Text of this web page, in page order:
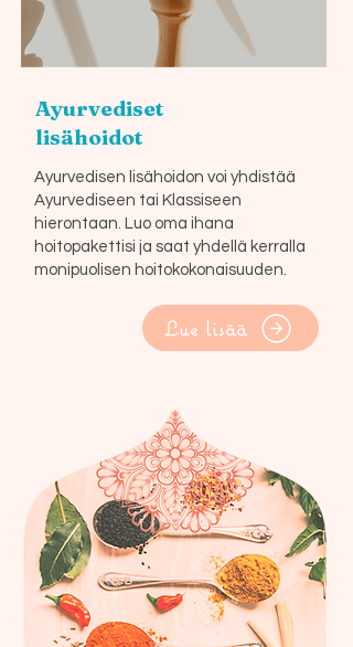
Ayurvediset
lisähoidot
Ayurvedisen lisähoidon voi yhdistää
Ayurvediseen tai Klassiseen
hierontaan. Luo oma ihana
hoitopakettisi ja saat yhdellä kerralla
monipuolisen hoitokokonaisuuden.
Lue lisää